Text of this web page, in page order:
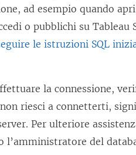
a
p
e
r
ad esempio quando
o pubblichi su Tableau
le istruzioni SQL
la connessione,
riesci a connetterti,
Per ulteriore
l’amministratore del